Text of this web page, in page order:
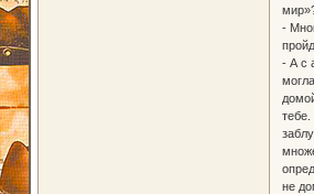
-
- А с
тебе.
не